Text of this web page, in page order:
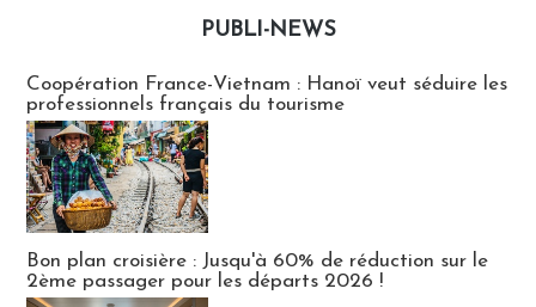
PUBLI-NEWS
Coopération France-Vietnam : Hanoï veut séduire les
professionnels français du tourisme
Bon plan croisière : Jusqu'à 60% de réduction sur le
2ème passager pour les départs 2026 !